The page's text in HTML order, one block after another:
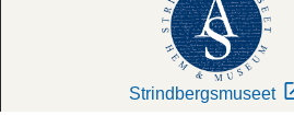
Strindbergsmuseet